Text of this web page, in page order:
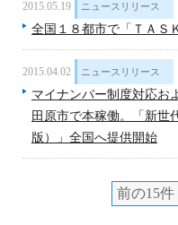
2015.05.19 ニュースリリース
全国１８都市で「ＴＡＳ
2015.04.02 ニュースリリース
マイナンバー制度対応お
田原市で本稼働。「新世
版）」全国へ提供開始
前の15件